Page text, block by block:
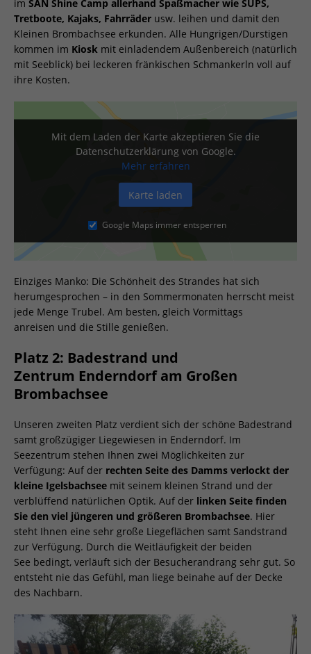
im SAN Shine Camp allerhand Spaßmacher wie SUPS,
Tretboote, Kajaks, Fahrräder usw. leihen und damit den
Kleinen Brombachsee erkunden. Alle Hungrigen/Durstigen
kommen im Kiosk mit einladendem Außenbereich (natürlich
mit Seeblick) bei leckeren fränkischen Schmankerln voll auf
ihre Kosten.
Mit dem Laden der Karte akzeptieren Sie die
Datenschutzerklärung von Google.
Mehr erfahren
Karte laden
Google Maps immer entsperren
Einziges Manko: Die Schönheit des Strandes hat sich
herumgesprochen – in den Sommermonaten herrscht meist
jede Menge Trubel. Am besten, gleich Vormittags
anreisen und die Stille genießen.
Platz 2: Badestrand und
Zentrum Enderndorf am Großen
Brombachsee
Unseren zweiten Platz verdient sich der schöne Badestrand
samt großzügiger Liegewiesen in Enderndorf. Im
Seezentrum stehen Ihnen zwei Möglichkeiten zur
Verfügung: Auf der rechten Seite des Damms verlockt der
kleine Igelsbachsee mit seinem kleinen Strand und der
verblüffend natürlichen Optik. Auf der linken Seite finden
Sie den viel jüngeren und größeren Brombachsee. Hier
steht Ihnen eine sehr große Liegeflächen samt Sandstrand
zur Verfügung. Durch die Weitläufigkeit der beiden
See bedingt, verläuft sich der Besucherandrang sehr gut. So
entsteht nie das Gefühl, man liege beinahe auf der Decke
des Nachbarn.